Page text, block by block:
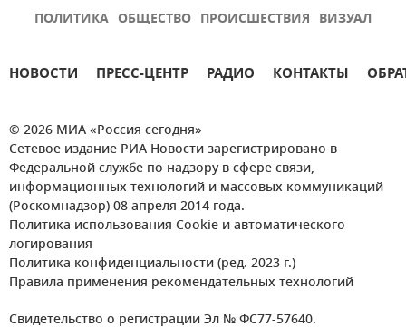
ПОЛИТИКА ОБЩЕСТВО ПРОИСШЕСТВИЯ ВИЗУАЛ
НОВОСТИ ПРЕСС-ЦЕНТР РАДИО КОНТАКТЫ
© 2026 МИА «Россия сегодня»
Сетевое издание РИА Новости зарегистрировано в
Федеральной службе по надзору в сфере связи,
информационных технологий и массовых коммуникаций
(Роскомнадзор) 08 апреля 2014 года.
Политика использования Cookie и автоматического
логирования
Политика конфиденциальности (ред. 2023 г.)
Правила применения рекомендательных технологий
Свидетельство о регистрации Эл № ФС77-57640.